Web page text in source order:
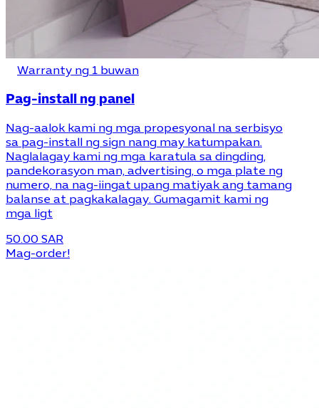
Warranty ng 1 buwan
Pag-install ng panel
Nag-aalok kami ng mga propesyonal na serbisyo
sa pag-install ng sign nang may katumpakan.
Naglalagay kami ng mga karatula sa dingding,
pandekorasyon man, advertising, o mga plate ng
numero, na nag-iingat upang matiyak ang tamang
balanse at pagkakalagay. Gumagamit kami ng
mga ligt
50.00 SAR
Mag-order!